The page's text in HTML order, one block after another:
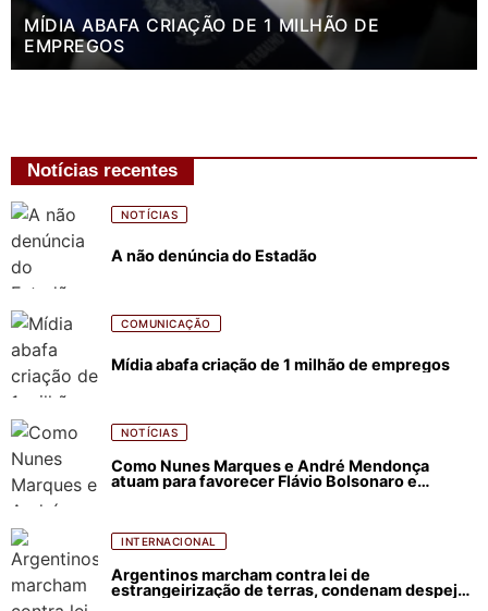
MÍDIA ABAFA CRIAÇÃO DE 1 MILHÃO DE
EMPREGOS
Notícias recentes
NOTÍCIAS
A não denúncia do Estadão
COMUNICAÇÃO
Mídia abafa criação de 1 milhão de empregos
NOTÍCIAS
Como Nunes Marques e André Mendonça
atuam para favorecer Flávio Bolsonaro e
INTERNACIONAL
Argentinos marcham contra lei de
estrangeirização de terras, condenam despejos